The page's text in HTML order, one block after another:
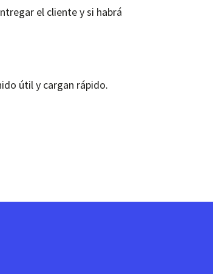
el cliente y si habrá
útil y cargan rápido.